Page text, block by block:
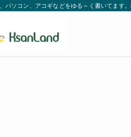
パソコン、アコギなどをゆる～く書いてます